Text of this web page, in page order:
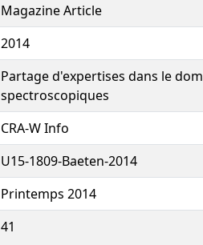
Magazine Article
2014
Partage d'expertises dans le
spectroscopiques
CRA-W Info
U15-1809-Baeten-2014
Printemps 2014
41